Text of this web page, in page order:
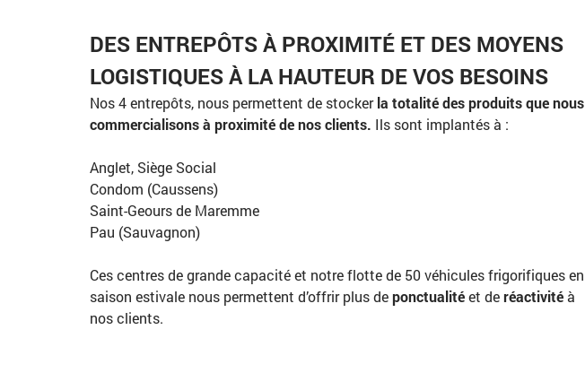
DES ENTREPÔTS À PROXIMITÉ ET DES MOYENS
LOGISTIQUES À LA HAUTEUR DE VOS BESOINS
Nos 4 entrepôts, nous permettent de stockerla totalité des produits que nous
commercialisons à proximité de nos clients. Ils sont implantés à :
Anglet, Siège Social
Condom (Caussens)
Saint-Geours de Maremme
Pau (Sauvagnon)
Ces centres de grande capacité et notre flotte de 50 véhicules frigorifiques en
saison estivale nous permettent d’offrir plus deponctualitéet deréactivitéà
nos clients.